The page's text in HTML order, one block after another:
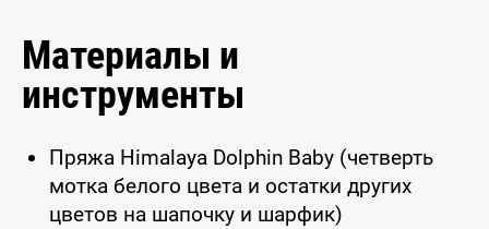
Материалы и
инструменты
Пряжа Himalaya Dolphin Baby (четверть
мотка белого цвета и остатки других
цветов на шапочку и шарфик)